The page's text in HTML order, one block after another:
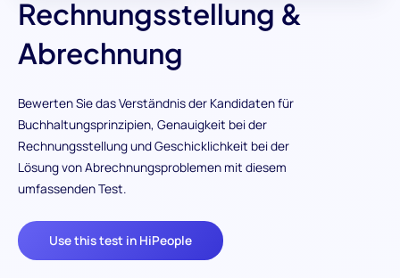
Rechnungsstellung &
Abrechnung
Bewerten Sie das Verständnis der Kandidaten für
Buchhaltungsprinzipien, Genauigkeit bei der
Rechnungsstellung und Geschicklichkeit bei der
Lösung von Abrechnungsproblemen mit diesem
umfassenden Test.
Use this test in HiPeople